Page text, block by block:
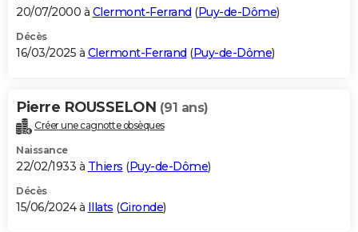
20/07/2000 à Clermont-Ferrand (Puy-de-Dôme)
Décès
16/03/2025 à Clermont-Ferrand (Puy-de-Dôme)
Pierre ROUSSELON (91 ans)
Créer une cagnotte obsèques
Naissance
22/02/1933 à Thiers (Puy-de-Dôme)
Décès
15/06/2024 à Illats (Gironde)